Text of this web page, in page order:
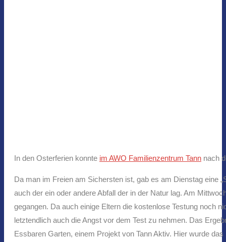
In den Osterferien konnte im AWO Familienzentrum Tann nach
Da man im Freien am Sichersten ist, gab es am Dienstag eine
auch der ein oder andere Abfall der in der Natur lag. Am
gegangen. Da auch einige Eltern die kostenlose Testung noch
letztendlich auch die Angst vor dem Test zu nehmen. Das
Essbaren Garten, einem Projekt von Tann Aktiv. Hier wurde